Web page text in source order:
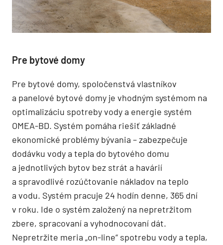
Pre bytové domy
Pre bytové domy, spoločenstvá vlastníkov
a panelové bytové domy je vhodným systémom na
optimalizáciu spotreby vody a energie systém
OMEA-BD. Systém pomáha riešiť základné
ekonomické problémy bývania – zabezpečuje
dodávku vody a tepla do bytového domu
a jednotlivých bytov bez strát a havárií
a spravodlivé rozúčtovanie nákladov na teplo
a vodu. Systém pracuje 24 hodín denne, 365 dní
v roku. Ide o systém založený na nepretržitom
zbere, spracovaní a vyhodnocovaní dát.
Nepretržite meria „on-line“ spotrebu vody a tepla,